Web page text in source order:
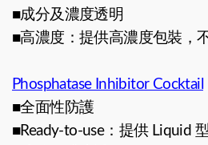
■成分及濃度透明
■高濃度：提供高濃度包裝，
Phosphatase Inhibitor Cocktail
■全面性防護
■Ready-to-use：提供 Liquid